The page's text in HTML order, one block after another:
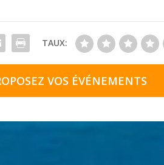
TAUX:
VOS ÉVÉNEMENTS